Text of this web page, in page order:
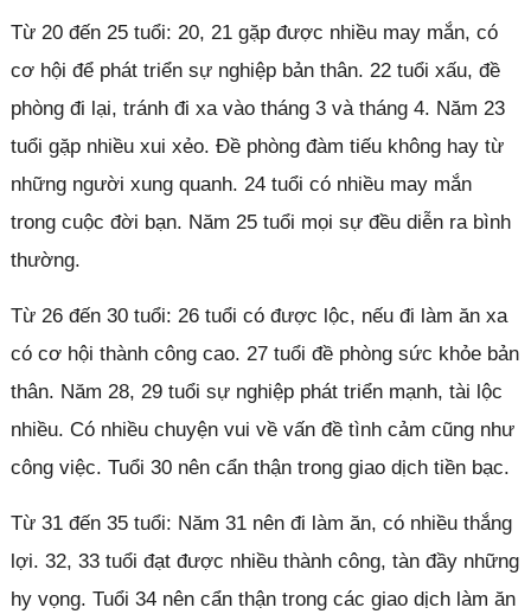
Từ 20 đến 25 tuổi: 20, 21 gặp được nhiều may mắn, có
cơ hội để phát triển sự nghiệp bản thân. 22 tuổi xấu, đề
phòng đi lại, tránh đi xa vào tháng 3 và tháng 4. Năm 23
tuổi gặp nhiều xui xẻo. Đề phòng đàm tiếu không hay từ
những người xung quanh. 24 tuổi có nhiều may mắn
trong cuộc đời bạn. Năm 25 tuổi mọi sự đều diễn ra bình
thường.
Từ 26 đến 30 tuổi: 26 tuổi có được lộc, nếu đi làm ăn xa
có cơ hội thành công cao. 27 tuổi đề phòng sức khỏe bản
thân. Năm 28, 29 tuổi sự nghiệp phát triển mạnh, tài lộc
nhiều. Có nhiều chuyện vui về vấn đề tình cảm cũng như
công việc. Tuổi 30 nên cẩn thận trong giao dịch tiền bạc.
Từ 31 đến 35 tuổi: Năm 31 nên đi làm ăn, có nhiều thắng
lợi. 32, 33 tuổi đạt được nhiều thành công, tàn đầy những
hy vọng. Tuổi 34 nên cẩn thận trong các giao dịch làm ăn